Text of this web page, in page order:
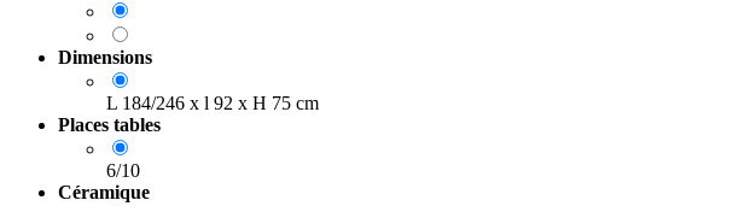
Dimensions
L 184/246 x l 92 x H 75 cm
Places tables
6/10
Céramique